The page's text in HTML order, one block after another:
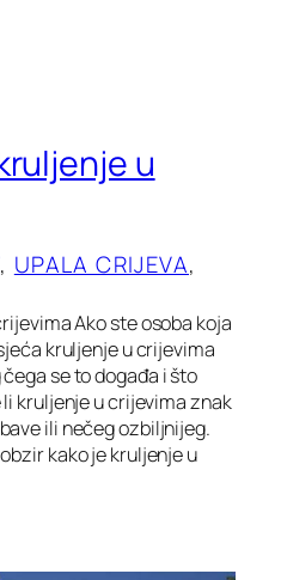
u
, UPALA CRIJEVA
Ako ste osoba koja
kruljenje u crijevima
se to događa i što
kruljenje u crijevima znak
ili nečeg ozbiljnijeg.
kako je kruljenje u